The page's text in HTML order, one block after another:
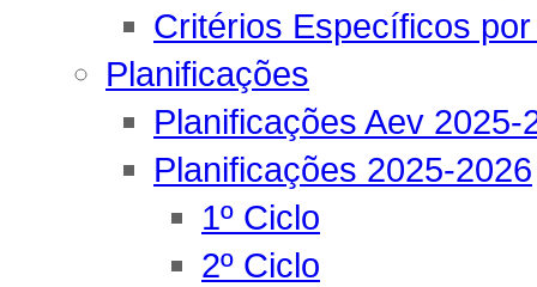
Critérios Específicos
Planificações
Planificações Aev 2025-
Planificações 2025-2026
1º Ciclo
2º Ciclo